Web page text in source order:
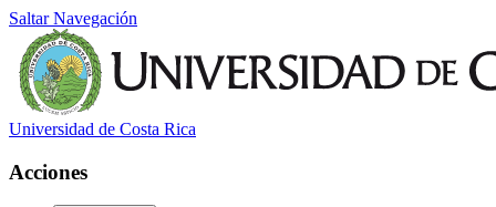
Saltar Navegación
Universidad de Costa Rica
Acciones